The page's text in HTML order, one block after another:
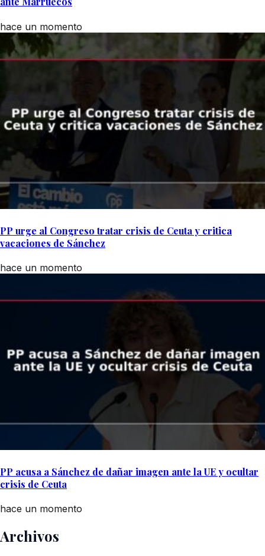
hace un momento
PP urge al Congreso tratar crisis de Ceuta y critica
vacaciones de Sánchez
hace un momento
PP acusa a Sánchez de dañar imagen ante la UE y ocultar
crisis de Ceuta
hace un momento
Archivos